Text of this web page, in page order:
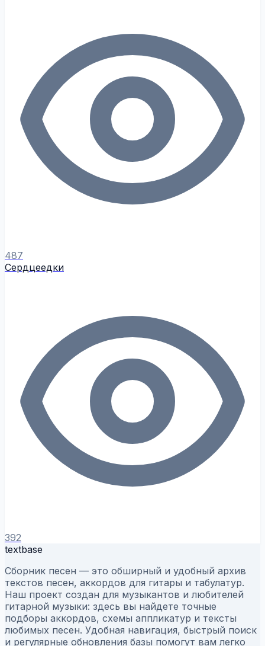
487
Сердцеедки
392
textbase
Сборник песен — это обширный и удобный архив
текстов песен, аккордов для гитары и табулатур.
Наш проект создан для музыкантов и любителей
гитарной музыки: здесь вы найдете точные
подборы аккордов, схемы аппликатур и тексты
любимых песен. Удобная навигация, быстрый поиск
и регулярные обновления базы помогут вам легко